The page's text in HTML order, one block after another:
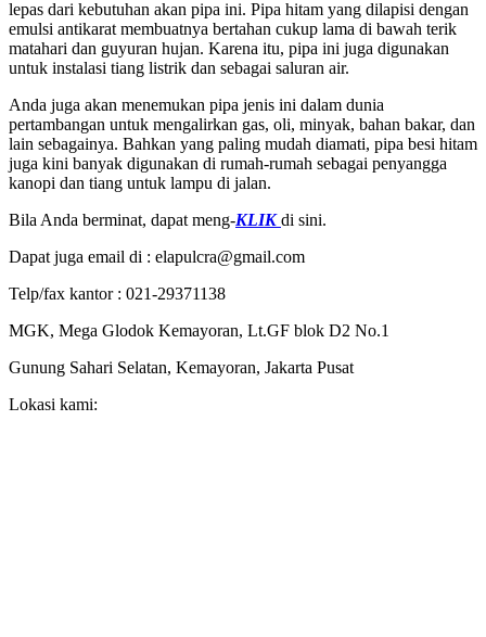
lepas dari kebutuhan akan pipa ini. Pipa hitam yang dilapisi dengan
emulsi antikarat membuatnya bertahan cukup lama di bawah terik
matahari dan guyuran hujan. Karena itu, pipa ini juga digunakan
untuk instalasi tiang listrik dan sebagai saluran air.
Anda juga akan menemukan pipa jenis ini dalam dunia
pertambangan untuk mengalirkan gas, oli, minyak, bahan bakar, dan
lain sebagainya. Bahkan yang paling mudah diamati, pipa besi hitam
juga kini banyak digunakan di rumah-rumah sebagai penyangga
kanopi dan tiang untuk lampu di jalan.
Bila Anda berminat, dapat meng-KLIK di sini.
Dapat juga email di : elapulcra@gmail.com
Telp/fax kantor : 021-29371138
MGK, Mega Glodok Kemayoran, Lt.GF blok D2 No.1
Gunung Sahari Selatan, Kemayoran, Jakarta Pusat
Lokasi kami: